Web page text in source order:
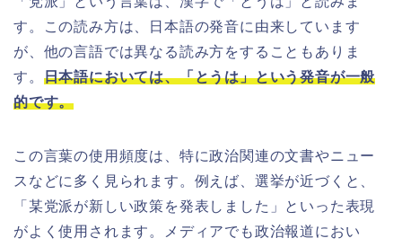
す。この読み方は、日本語の発音に由来しています
が、他の言語では異なる読み方をすることもありま
す。 日本語においては、「とうは」という発音が一般
的です。
この言葉の使用頻度は、特に政治関連の文書やニュー
スなどに多く見られます。例えば、選挙が近づくと、
「某党派が新しい政策を発表しました」といった表現
がよく使用されます。メディアでも政治報道におい